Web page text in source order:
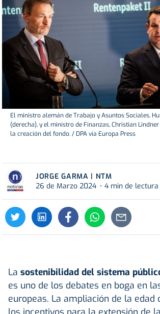
El ministro alemán de Trabajo y Asuntos Sociales,
(derecha), y el ministro de Finanzas, Christian
la creación del fondo. / DPA vía Europa Press
JORGE GARMA | NTM
26 de Marzo 2024
4 min de lectura
La sostenibilidad del sistema
es uno de los debates en boga en
europeas. La ampliación de la edad